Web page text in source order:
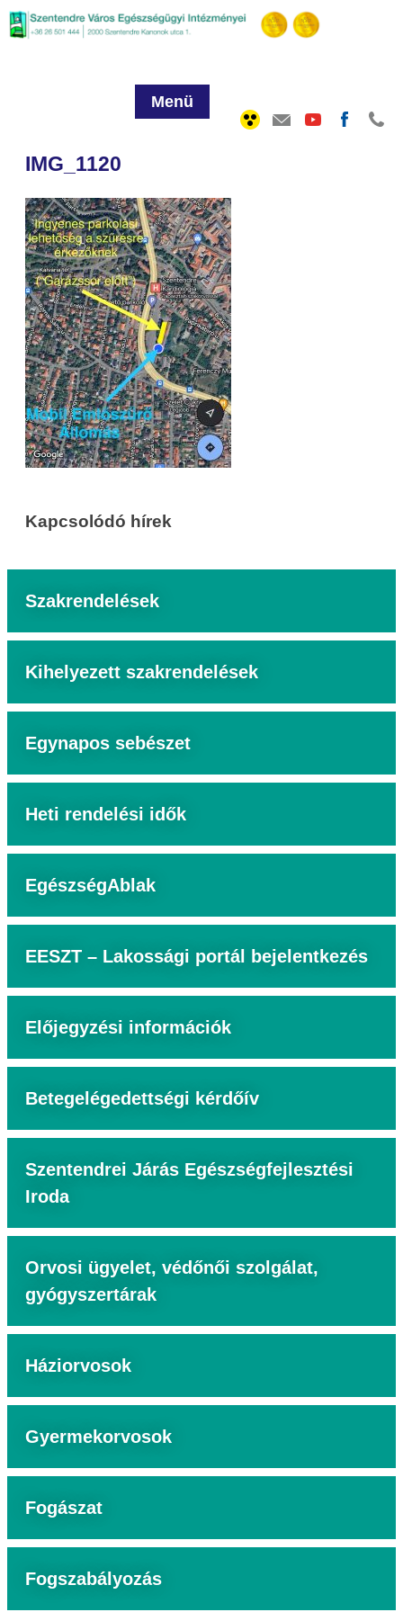
Menü
IMG_1120
Kapcsolódó hírek
Szakrendelések
Kihelyezett szakrendelések
Egynapos sebészet
Heti rendelési idők
EgészségAblak
EESZT – Lakossági portál bejelentkezés
Előjegyzési információk
Betegelégedettségi kérdőív
Szentendrei Járás Egészségfejlesztési
Iroda
Orvosi ügyelet, védőnői szolgálat,
gyógyszertárak
Háziorvosok
Gyermekorvosok
Fogászat
Fogszabályozás